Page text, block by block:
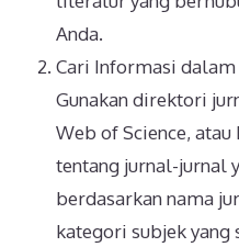
Anda.
Cari Informasi
Gunakan direktori
Web of Science,
tentang jurnal-jurnal
berdasarkan nama
kategori subjek yang